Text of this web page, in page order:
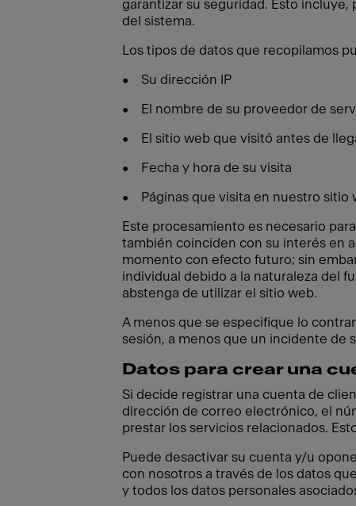
garantizar su seguridad. Esto
del sistema.
Los tipos de datos que recopilamos
• Su dirección IP
• El nombre de su proveedor de
• El sitio web que visitó antes de
• Fecha y hora de su visita
• Páginas que visita en nuestro sitio
Este procesamiento es necesario
también coinciden con su interés en
momento con efecto futuro; sin
individual debido a la naturaleza del
abstenga de utilizar el sitio web.
A menos que se especifique lo
sesión, a menos que un incidente de
Datos para crear una
Si decide registrar una cuenta de
dirección de correo electrónico, el
prestar los servicios relacionados.
Puede desactivar su cuenta y/u
con nosotros a través de los datos
y todos los datos personales